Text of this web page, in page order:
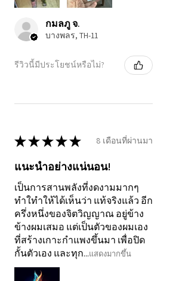
กมลภู จ.
บางพลร, TH-11
รีวิวนี้มีประโยชน์หรือไม่?
★★★★★ 8 เดือนที่ผ่านมา
แนะนำอย่างแน่นอน!
เป็นการสานพลังที่งดงามมากๆ
ทำใทำให้ได้เห็นว่า แท้จริงแล้ว อีก
ครึ่งหนึ่งของจิตวิญญาณ อยู่ข้าง
ข้างผมเสมอ แต่เป็นตัวของผมเอง
ที่สร้างเกาะกำแพงขึ้นมา เพื่อปิด
กั้นตัวเอง และทุก...แสดงมากขึ้น